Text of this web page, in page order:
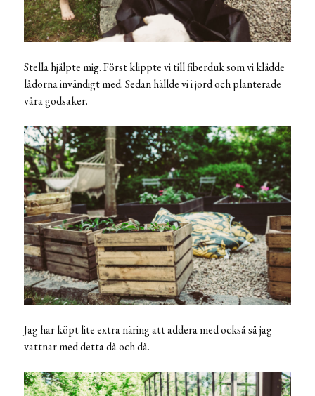
Stella hjälpte mig. Först klippte vi till fiberduk som vi klädde
lådorna invändigt med. Sedan hällde vi i jord och planterade
våra godsaker.
Jag har köpt lite extra näring att addera med också så jag
vattnar med detta då och då.